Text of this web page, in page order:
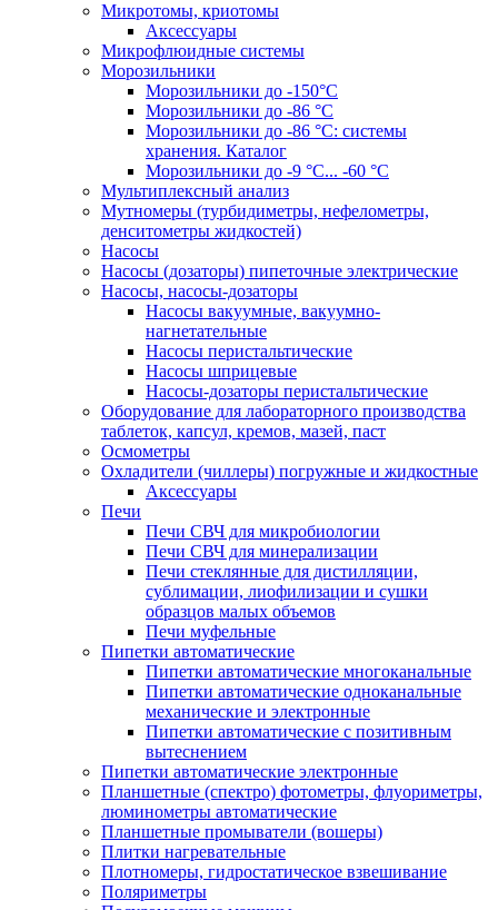
Микротомы, криотомы
Аксессуары
Микрофлюидные системы
Морозильники
Морозильники до -150°С
Морозильники до -86 °C
Морозильники до -86 °C: системы
хранения. Каталог
Морозильники до -9 °C... -60 °C
Мультиплексный анализ
Мутномеры (турбидиметры, нефелометры,
денситометры жидкостей)
Насосы
Насосы (дозаторы) пипеточные электрические
Насосы, насосы-дозаторы
Насосы вакуумные, вакуумно-
нагнетательные
Насосы перистальтические
Насосы шприцевые
Насосы-дозаторы перистальтические
Оборудование для лабораторного производства
таблеток, капсул, кремов, мазей, паст
Осмометры
Охладители (чиллеры) погружные и жидкостные
Аксессуары
Печи
Печи СВЧ для микробиологии
Печи СВЧ для минерализации
Печи стеклянные для дистилляции,
сублимации, лиофилизации и сушки
образцов малых объемов
Печи муфельные
Пипетки автоматические
Пипетки автоматические многоканальные
Пипетки автоматические одноканальные
механические и электронные
Пипетки автоматические с позитивным
вытеснением
Пипетки автоматические электронные
Планшетные (спектро) фотометры, флуориметры,
люминометры автоматические
Планшетные промыватели (вошеры)
Плитки нагревательные
Плотномеры, гидростатическое взвешивание
Поляриметры